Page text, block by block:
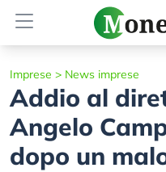
Imprese > News imprese
Addio al
Angelo
dopo un